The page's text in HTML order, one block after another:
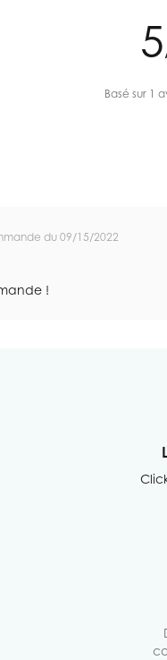
5
Basé sur 1
du 09/15/2022
!